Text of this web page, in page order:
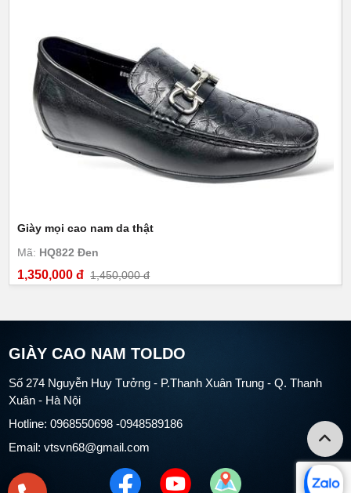
Giày mọi cao nam da thật
Mã: HQ822 Đen
1,350,000 đ 1,450,000 đ
GIÀY CAO NAM TOLDO
Số 274 Nguyễn Huy Tưởng - P.Thanh Xuân Trung - Q. Thanh
Xuân - Hà Nội
Hotline: 0968550698 -0948589186
Email: vtsvn68@gmail.com